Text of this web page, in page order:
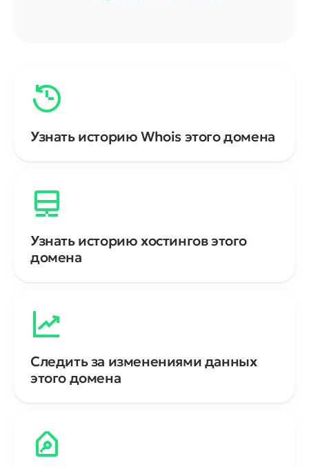
Узнать историю Whois этого домена
Узнать историю хостингов этого
домена
Следить за изменениями данных
этого домена